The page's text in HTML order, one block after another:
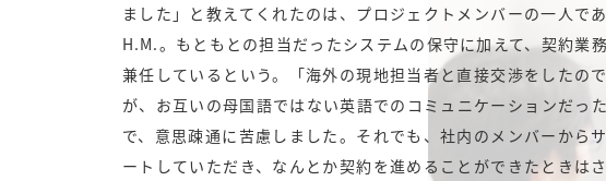
ました」と教えてくれたのは、プロジェクトメンバーの一人で
H.M.。もともとの担当だったシステムの保守に加えて、契約業
兼任しているという。「海外の現地担当者と直接交渉をしたの
が、お互いの母国語ではない英語でのコミュニケーションだっ
で、意思疎通に苦慮しました。それでも、社内のメンバーから
ートしていただき、なんとか契約を進めることができたときは